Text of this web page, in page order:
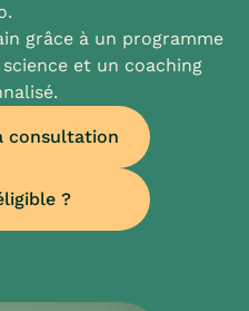
grâce à un programme
et un coaching
consultation
?